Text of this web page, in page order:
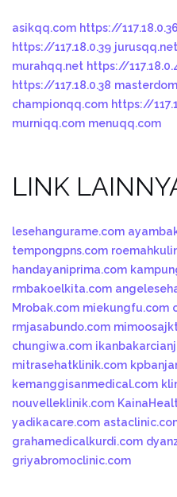
asikqq.com https://117.18.0.36
https://117.18.0.39 jurusqq.net
murahqq.net https://
https://117.18.0.38
championqq.com https://
murniqq.com menuqq.com
LINK
lesehangurame.com
tempongpns.com
handayaniprima.com
rmbakoelkita.com
Mrobak.com miekungfu.com
rmjasabundo.com
chungiwa.com
mitrasehatklinik.com
kemanggisanmedical.com
nouvelleklinik.com
yadikacare.com
grahamedicalkurdi.com
griyabromoclinic.com